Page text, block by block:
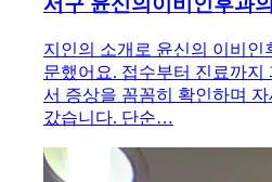
지인의 소개로 윤신의 이비
문했어요. 접수부터 진료까지
서 증상을 꼼꼼히 확인하며
갔습니다. 단순…